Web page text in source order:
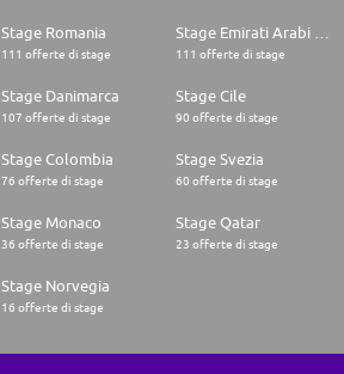
Stage Romania
111 offerte di stage 111 offerte di stage
Stage Danimarca
107 offerte di stage
Stage Cile
90 offerte di stage
Stage Colombia
76 offerte di stage
Stage Svezia
60 offerte di stage
Stage Monaco
36 offerte di stage
Stage Qatar
23 offerte di stage
Stage Norvegia
16 offerte di stage